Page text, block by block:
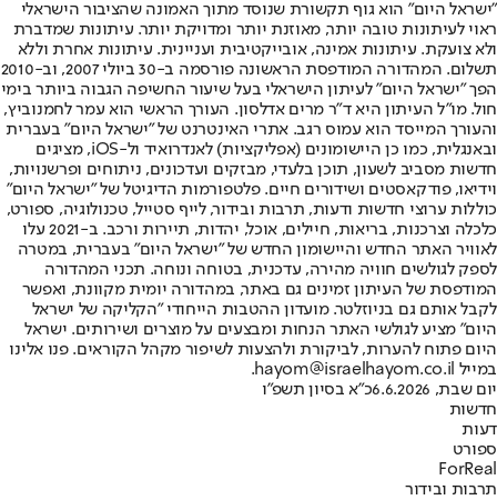
"ישראל היום" הוא גוף תקשורת שנוסד מתוך האמונה שהציבור הישראלי
ראוי לעיתונות טובה יותר, מאוזנת יותר ומדויקת יותר. עיתונות שמדברת
ולא צועקת. עיתונות אמינה, אובייקטיבית ועניינית. עיתונות אחרת וללא
תשלום. המהדורה המודפסת הראשונה פורסמה ב-30 ביולי 2007, וב-2010
הפך "ישראל היום" לעיתון הישראלי בעל שיעור החשיפה הגבוה ביותר בימי
חול. מו"ל העיתון היא ד"ר מרים אדלסון. העורך הראשי הוא עמר לחמנוביץ,
והעורך המייסד הוא עמוס רגב. אתרי האינטרנט של "ישראל היום" בעברית
ובאנגלית, כמו כן היישומונים (אפליקציות) לאנדרואיד ול-iOS, מציגים
חדשות מסביב לשעון, תוכן בלעדי, מבזקים ועדכונים, ניתוחים ופרשנויות,
וידיאו, פודקאסטים ושידורים חיים. פלטפורמות הדיגיטל של "ישראל היום"
כוללות ערוצי חדשות ודעות, תרבות ובידור, לייף סטייל, טכנולוגיה, ספורט,
כלכלה וצרכנות, בריאות, חיילים, אוכל, יהדות, תיירות ורכב. ב-2021 עלו
לאוויר האתר החדש והיישומון החדש של "ישראל היום" בעברית, במטרה
לספק לגולשים חוויה מהירה, עדכנית, בטוחה ונוחה. תכני המהדורה
המודפסת של העיתון זמינים גם באתר, במהדורה יומית מקוונת, ואפשר
לקבל אותם גם בניוזלטר. מועדון ההטבות הייחודי "הקליקה של ישראל
היום" מציע לגולשי האתר הנחות ומבצעים על מוצרים ושירותים. ישראל
היום פתוח להערות, לביקורת ולהצעות לשיפור מקהל הקוראים. פנו אלינו
במייל hayom@israelhayom.co.il.
יום שבת, 6.6.2026
כ"א בסיון תשפ"ו
חדשות
דעות
ספורט
ForReal
תרבות ובידור